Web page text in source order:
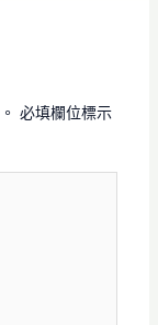
必填欄位標示